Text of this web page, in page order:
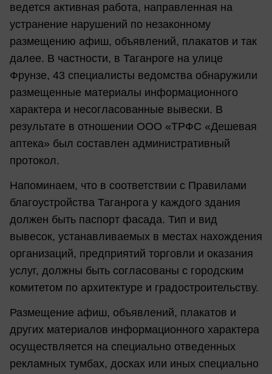
ведется активная работа, направленная на
устранение нарушений по незаконному
размещению афиш, объявлений, плакатов и так
далее. В частности, в Таганроге на улице
Фрунзе, 43 специалисты ведомства обнаружили
размещенные материалы информационного
характера и несогласованные вывески. В
результате в отношении ООО «ТРФС «Дешевая
аптека» был составлен административный
протокол.
Напоминаем, что в соответствии с Правилами
благоустройства Таганрога у каждого здания
должен быть паспорт фасада. Тип и вид
вывесок, устанавливаемых в местах нахождения
организаций, предприятий торговли и оказания
услуг, должны быть согласованы с городским
комитетом по архитектуре и градостроительству.
Размещение афиш, объявлений, плакатов и
других материалов информационного характера
осуществляется на специально отведенных
рекламных тумбах, досках или иных специально